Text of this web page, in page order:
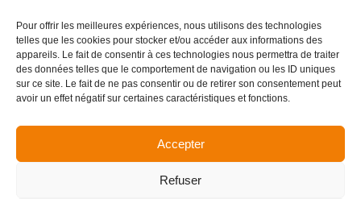
Pour offrir les meilleures expériences, nous utilisons des technologies
telles que les cookies pour stocker et/ou accéder aux informations des
appareils. Le fait de consentir à ces technologies nous permettra de traiter
des données telles que le comportement de navigation ou les ID uniques
sur ce site. Le fait de ne pas consentir ou de retirer son consentement peut
avoir un effet négatif sur certaines caractéristiques et fonctions.
Accepter
Refuser
06 88 10 88 45
contact@allience-bretagne.fr
Impasse de Pors Gelen / Ile Grande
22560 Pleumeur-Bodou